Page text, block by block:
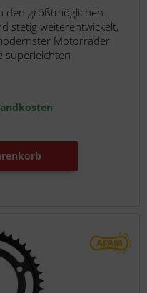
den größtmöglichen
stetig weiterentwickelt,
Motorräder
superleichten